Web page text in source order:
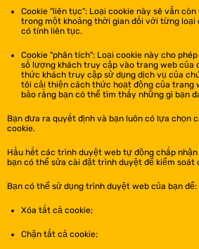
Cookie "liên tục": Loại cookie này sẽ vẫn
trong một khoảng thời gian đối với từng loại
có tính liên tục.
Cookie "phân tích": Loại cookie này cho
số lượng khách truy cập vào trang web của
thức khách truy cập sử dụng dịch vụ của
tôi cải thiện cách thức hoạt động của trang
bảo rằng bạn có thể tìm thấy những gì bạn
Bạn đưa ra quyết định và bạn luôn có lựa chọn
cookie.
Hầu hết các trình duyệt web tự động chấp
bạn có thể sửa cài đặt trình duyệt để kiểm soát
Bạn có thể sử dụng trình duyệt web của bạn để:
Xóa tất cả cookie;
Chặn tất cả cookie;